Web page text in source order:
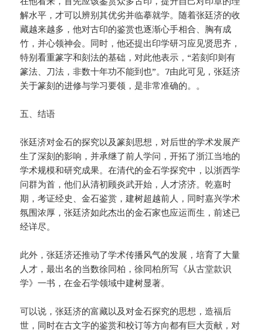
解水平，才可以辨别其优劣并临摹就学。随着张廷济的收
藏越来越多，他对古印的鉴赏也逐渐心手相合、胸有成
竹，并心领神会。同时，他还提出印学研习应见贤思齐，
特别看重篆字和刻法的基础，对此他表示，“若刻印则有
篆法、刀法，非数十年功不能到也”。7由此可见，张廷济
关于篆刻的进修与学习要领，是非常准确的。。
五、结语
张廷济对金石的探究以及篆刻思想，对后世的学术发展产
生了深刻的影响，并承继了前人学问，开拓了浙江当地的
学术规模和研究成果。在清代的金石学探究中，以浙西学
问群为首，他们从清初顾炎武开始，人才济济。乾嘉时
期，考证经史、金石鉴赏，建树超越前人，同时嘉兴学术
氛围浓厚，张廷济如此杰出的金石家也应运而生，前述已
经详尽。
此外，张廷济还推动了学术传播风气的发展，培育了大量
人才，最出名的当数徐同柏，徐同柏所写《从古堂款识
学》一书，在金石学领域中建树显著。
可以说，张廷济的富藏以及对金石探究的思想，造福后
世，同时在古文字的鉴赏和校订等方向都有巨大贡献，对